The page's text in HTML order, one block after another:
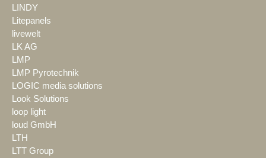
LINDY
Litepanels
livewelt
LK AG
LMP
LMP Pyrotechnik
LOGIC media solutions
Look Solutions
loop light
loud GmbH
LTH
LTT Group